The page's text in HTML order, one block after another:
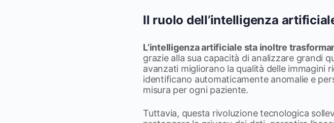
Il ruolo dell’intelligenza
L’intelligenza artificiale sta inoltre
grazie alla sua capacità di analizzare grandi
avanzati migliorano la qualità delle immagini
identificano automaticamente anomalie e
misura per ogni paziente.
Tuttavia, questa rivoluzione tecnologica